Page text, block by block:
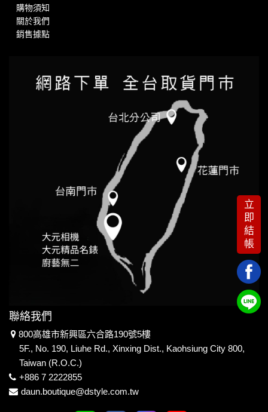
購物須知
關於我們
銷售據點
聯絡我們
800高雄市新興區六合路190號5樓
5F., No. 190, Liuhe Rd., Xinxing Dist., Kaohsiung City 800,
Taiwan (R.O.C.)
+886 7 2222855
daun.boutique@dstyle.com.tw
立
即
結
帳